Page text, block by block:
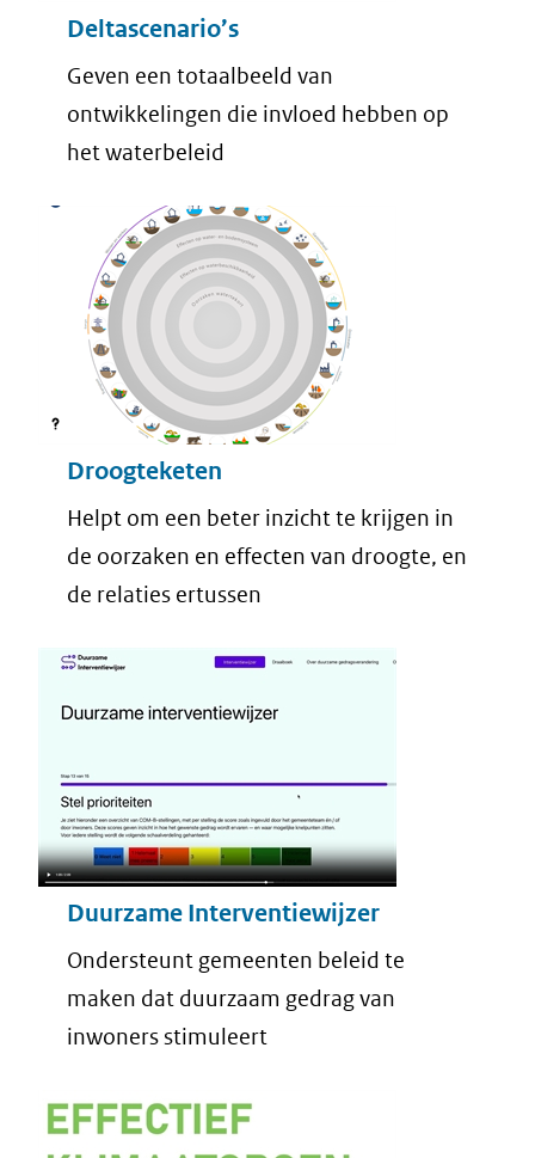
Deltascenario’s
Geven een totaalbeeld van
ontwikkelingen die invloed hebben op
het waterbeleid
Droogteketen
Helpt om een beter inzicht te krijgen in
de oorzaken en effecten van droogte, en
de relaties ertussen
Duurzame Interventiewijzer
Ondersteunt gemeenten beleid te
maken dat duurzaam gedrag van
inwoners stimuleert